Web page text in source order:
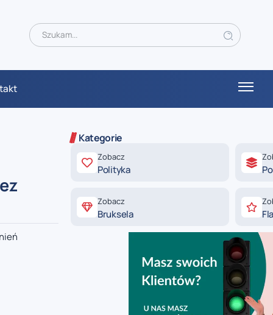
Kategorie
Zobacz
Polityka
Zobacz
Bruksela